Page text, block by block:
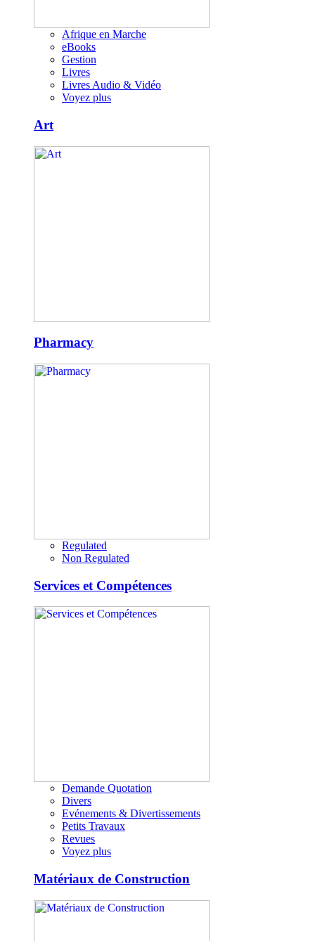
Afrique en Marche
eBooks
Gestion
Livres
Livres Audio & Vidéo
Voyez plus
Art
Pharmacy
Regulated
Non Regulated
Services et Compétences
Demande Quotation
Divers
Evénements & Divertissements
Petits Travaux
Revues
Voyez plus
Matériaux de Construction